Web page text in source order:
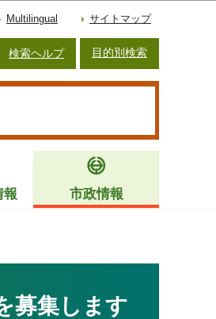
Multilingual サイトマップ
検索ヘルプ 目的別検索
報 市政情報
募集します